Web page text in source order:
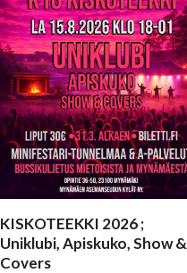
KISKOTEEKKI 2026 ;
Uniklubi, Apiskuko, Show &
Covers